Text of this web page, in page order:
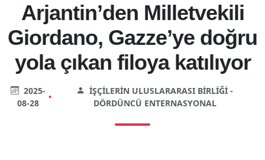
Arjantin’den Milletvekili
Giordano, Gazze’ye doğru
yola çıkan filoya katılıyor
2025-
08-28
•
İŞÇILERIN ULUSLARARASI BIRLIĞI -
DÖRDÜNCÜ ENTERNASYONAL